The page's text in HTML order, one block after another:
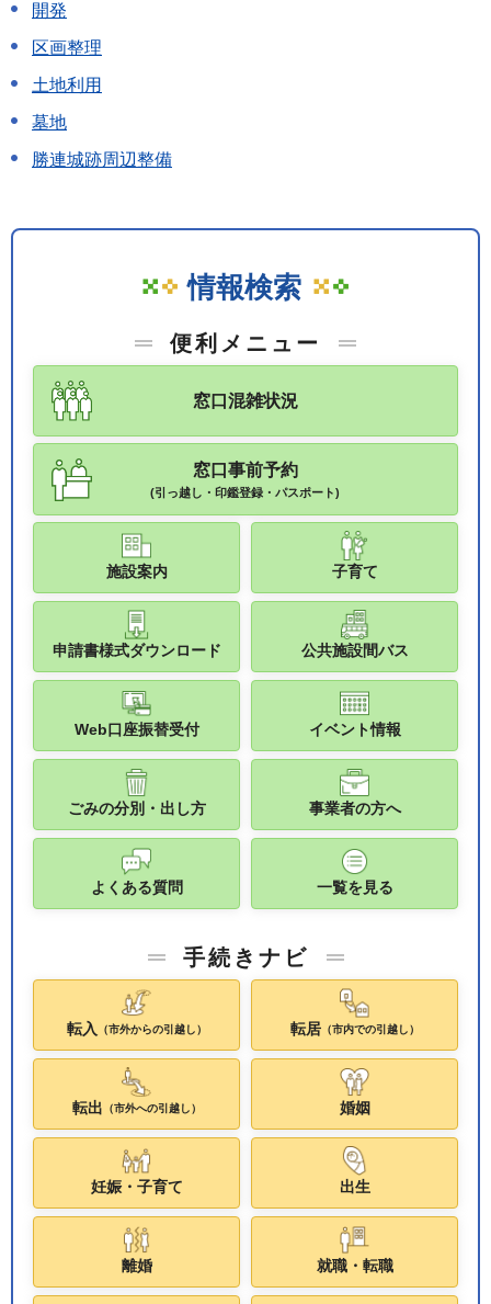
開発
区画整理
土地利用
墓地
勝連城跡周辺整備
情報検索
便利メニュー
窓口混雑状況
窓口事前予約
(引っ越し・印鑑登録・パスポート)
施設案内 子育て
申請書様式ダウンロード 公共施設間バス
Web口座振替受付 イベント情報
ごみの分別・出し方 事業者の方へ
よくある質問 一覧を見る
手続きナビ
転入 （市外からの引越し） 転居（市内での引越し）
転出 （市外への引越し） 婚姻
妊娠・子育て 出生
離婚 就職・転職